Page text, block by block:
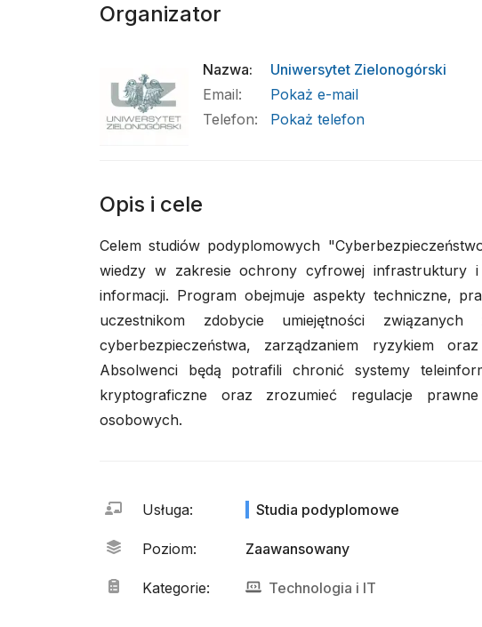
Organizator
Nazwa:
Uniwersytet Zielonogórski
Email:
Pokaż e-mail
Telefon: Pokaż telefon
Opis i cele
Celem studiów podyplomowych
wiedzy w zakresie ochrony cyfrowej infrastruktury i
informacji. Program obejmuje aspekty techniczne,
uczestnikom zdobycie umiejętności
cyberbezpieczeństwa, zarządzaniem ryzykiem
Absolwenci będą potrafili chronić systemy
kryptograficzne oraz zrozumieć regulacje
osobowych.
Usługa: Studia podyplomowe
Poziom: Zaawansowany
Kategorie: Technologia i IT